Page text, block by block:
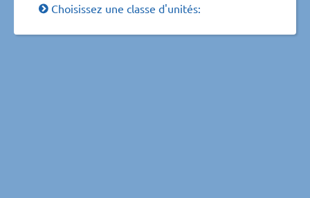
Choisissez une classe d'unités: